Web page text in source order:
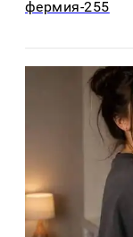
фермия-255